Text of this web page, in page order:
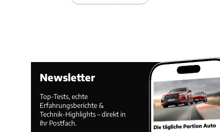
Newsletter
Top-Tests, echte
Erfahrungsberichte &
Technik-Highlights – direkt in
Ihr Postfach.